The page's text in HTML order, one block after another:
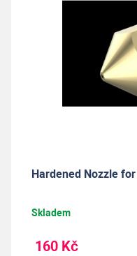
Hardened Nozzle
Skladem
160 Kč